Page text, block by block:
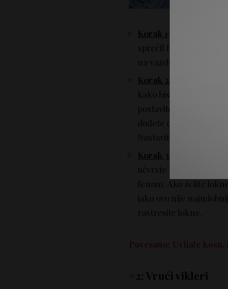
Korak 1 : operite
sprečil frizz efekat,
na vazduhu, dok ne
Korak 2 : pre nego
kako biste se rešili
postavite tvister na
dođete do korena.
Nastavite sa
Korak 3:
Ako želite
učvrste tokom dana.
fenom. Ako želite
iako ovo nije
rastresite lokne.
Povezano: Uvijate
#2: Vrući vikleri